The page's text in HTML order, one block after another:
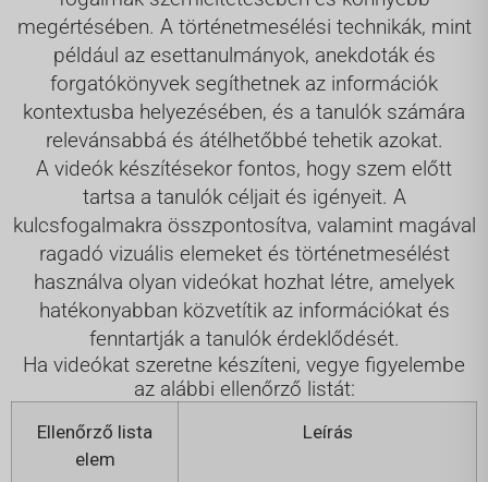
megértésében. A történetmesélési technikák, mint
például az esettanulmányok, anekdoták és
forgatókönyvek segíthetnek az információk
kontextusba helyezésében, és a tanulók számára
relevánsabbá és átélhetőbbé tehetik azokat.
A videók készítésekor fontos, hogy szem előtt
tartsa a tanulók céljait és igényeit. A
kulcsfogalmakra összpontosítva, valamint magával
ragadó vizuális elemeket és történetmesélést
használva olyan videókat hozhat létre, amelyek
hatékonyabban közvetítik az információkat és
fenntartják a tanulók érdeklődését.
Ha videókat szeretne készíteni, vegye figyelembe
az alábbi ellenőrző listát:
Ellenőrző lista
elem
Leírás